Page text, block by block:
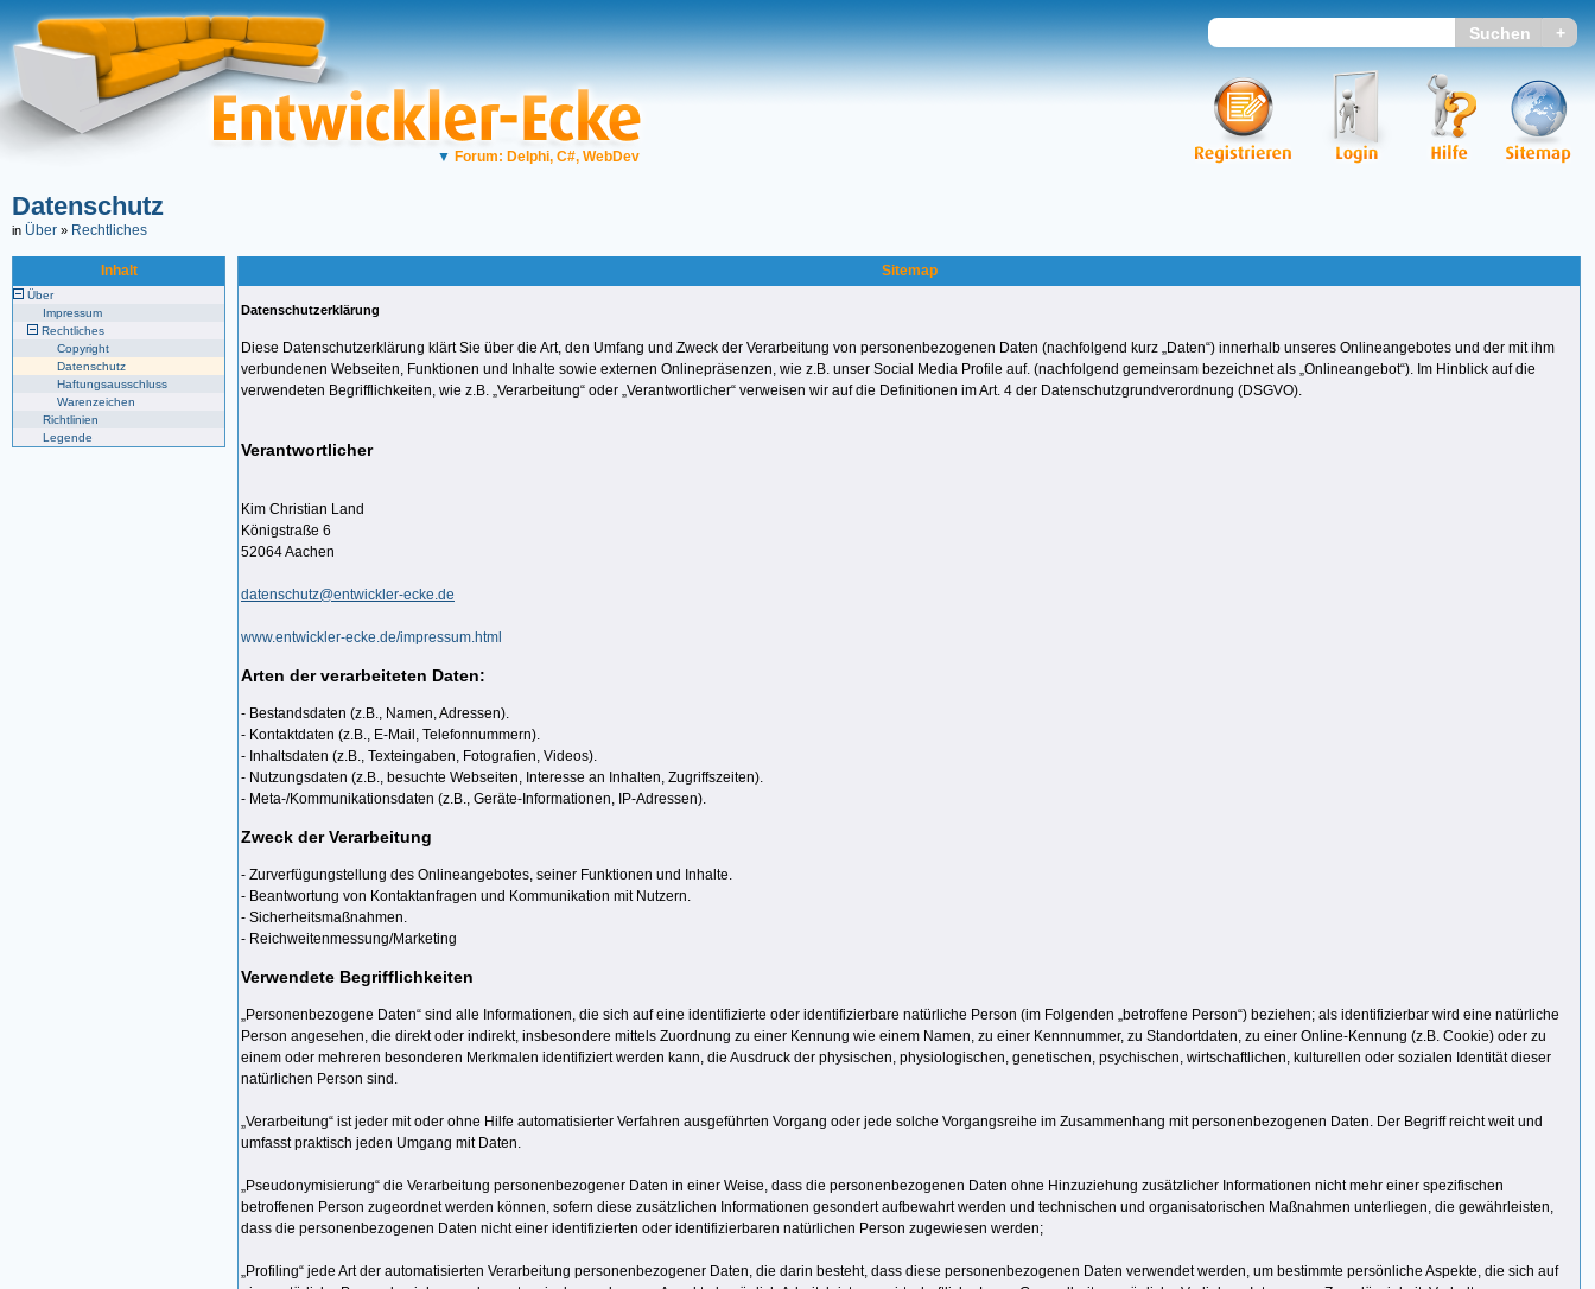
▼ Forum: Delphi, C#, WebDev
Datenschutz
in Über » Rechtliches
Inhalt
Über
Impressum
Rechtliches
Copyright
Datenschutz
Haftungsausschluss
Warenzeichen
Richtlinien
Legende
Sitemap
Datenschutzerklärung
Diese Datenschutzerklärung klärt Sie über die Art, den Umfang und Zweck der Verarbeitung von personenbezogenen Daten (nachfolgend kurz „Daten“) innerhalb unseres Onlineangebotes und der mit ihm
verbundenen Webseiten, Funktionen und Inhalte sowie externen Onlinepräsenzen, wie z.B. unser Social Media Profile auf. (nachfolgend gemeinsam bezeichnet als „Onlineangebot“). Im Hinblick auf die
verwendeten Begrifflichkeiten, wie z.B. „Verarbeitung“ oder „Verantwortlicher“ verweisen wir auf die Definitionen im Art. 4 der Datenschutzgrundverordnung (DSGVO).
Verantwortlicher
Kim Christian Land
Königstraße 6
52064 Aachen
datenschutz@entwickler-ecke.de
www.entwickler-ecke.de/impressum.html
Arten der verarbeiteten Daten:
- Bestandsdaten (z.B., Namen, Adressen).
- Kontaktdaten (z.B., E-Mail, Telefonnummern).
- Inhaltsdaten (z.B., Texteingaben, Fotografien, Videos).
- Nutzungsdaten (z.B., besuchte Webseiten, Interesse an Inhalten, Zugriffszeiten).
- Meta-/Kommunikationsdaten (z.B., Geräte-Informationen, IP-Adressen).
Zweck der Verarbeitung
- Zurverfügungstellung des Onlineangebotes, seiner Funktionen und Inhalte.
- Beantwortung von Kontaktanfragen und Kommunikation mit Nutzern.
- Sicherheitsmaßnahmen.
- Reichweitenmessung/Marketing
Verwendete Begrifflichkeiten
„Personenbezogene Daten“ sind alle Informationen, die sich auf eine identifizierte oder identifizierbare natürliche Person (im Folgenden „betroffene Person“) beziehen; als identifizierbar wird eine natürliche
Person angesehen, die direkt oder indirekt, insbesondere mittels Zuordnung zu einer Kennung wie einem Namen, zu einer Kennnummer, zu Standortdaten, zu einer Online-Kennung (z.B. Cookie) oder zu
einem oder mehreren besonderen Merkmalen identifiziert werden kann, die Ausdruck der physischen, physiologischen, genetischen, psychischen, wirtschaftlichen, kulturellen oder sozialen Identität dieser
natürlichen Person sind.
„Verarbeitung“ ist jeder mit oder ohne Hilfe automatisierter Verfahren ausgeführten Vorgang oder jede solche Vorgangsreihe im Zusammenhang mit personenbezogenen Daten. Der Begriff reicht weit und
umfasst praktisch jeden Umgang mit Daten.
„Pseudonymisierung“ die Verarbeitung personenbezogener Daten in einer Weise, dass die personenbezogenen Daten ohne Hinzuziehung zusätzlicher Informationen nicht mehr einer spezifischen
betroffenen Person zugeordnet werden können, sofern diese zusätzlichen Informationen gesondert aufbewahrt werden und technischen und organisatorischen Maßnahmen unterliegen, die gewährleisten,
dass die personenbezogenen Daten nicht einer identifizierten oder identifizierbaren natürlichen Person zugewiesen werden;
„Profiling“ jede Art der automatisierten Verarbeitung personenbezogener Daten, die darin besteht, dass diese personenbezogenen Daten verwendet werden, um bestimmte persönliche Aspekte, die sich auf